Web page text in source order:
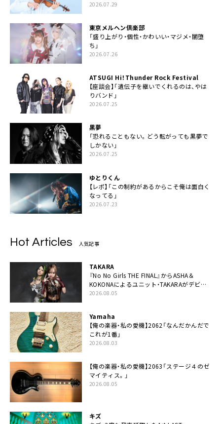
2026.07.29
東京メルヘン倶楽部
「盛り上がり・個性・かわいい・マジメ・闇堕
ち」
2026.07.26
ATSUGI Hi！Thunder Rock Festival
【座談会】「遺伝子を継いでくれるのは、やは
りバンド」
2026.07.25
黒夢
「恐れることもない。どう転がっても黒夢で
しかない」
2026.07.25
ゆとりくん
【レポ】「この制約があるからこそ俺は面白く
なってる」
2026.07.23
Hot Articles 人気記事
TAKARA
『No No Girls THE FINAL』からASHA＆
KOKONAによるユニット・TAKARAがデビュ
ー
2026.08.05
Yamaha
【俺の楽器・私の愛機】2062「なんだかんだで
これが1番」
2026.08.03
【俺の楽器・私の愛機】2063「ステージ４のゼ
マイティス。」
2026.08.05
キズ